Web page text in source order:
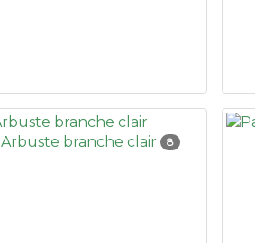
Arbuste branche clair 8